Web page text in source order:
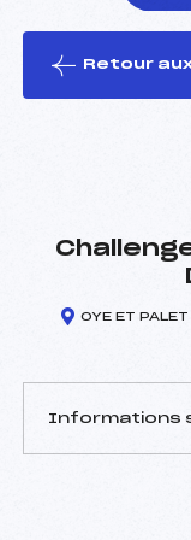
le ski
Retour
OYE ET PALET
Informations